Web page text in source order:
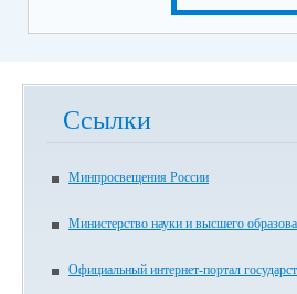
Ссылки
Минпросвещения России
Министерство науки и высшего
Официальный интернет-портал